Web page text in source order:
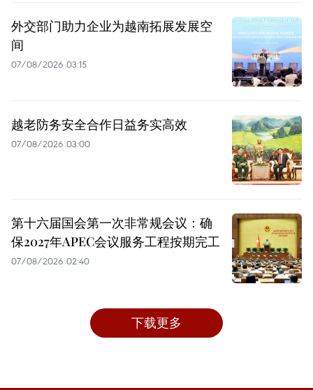
外交部门助力企业为越南拓展发展空
间
07/08/2026 03:15
越老防务安全合作日益务实高效
07/08/2026 03:00
第十六届国会第一次非常规会议：确
保2027年APEC会议服务工程按期完工
07/08/2026 02:40
下载更多